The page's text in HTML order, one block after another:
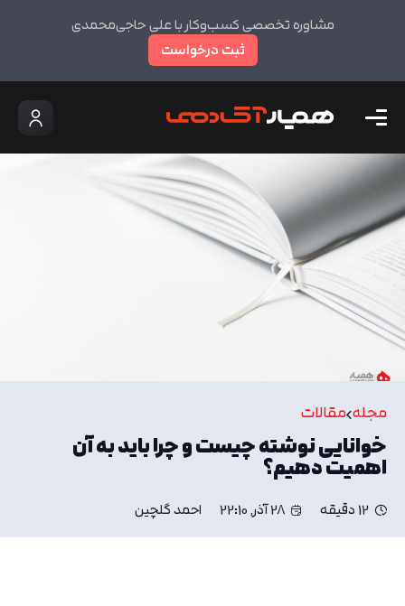
مشاوره تخصصی کسب‌وکار با علی حاجی‌محمدی
ثبت درخواست
مجله مقالات
خوانایی نوشته چیست و چرا باید به آن
اهمیت دهیم؟
12 دقیقه 28 آذر, 22:10 احمد گلچین